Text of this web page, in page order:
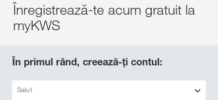
Înregistrează-te acum gratuit la
myKWS
În primul rând, creează-ți contul:
Salut